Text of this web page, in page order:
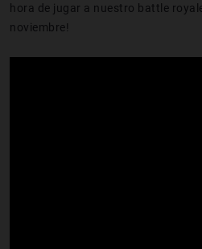
hora de jugar a nuestro battle
noviembre!